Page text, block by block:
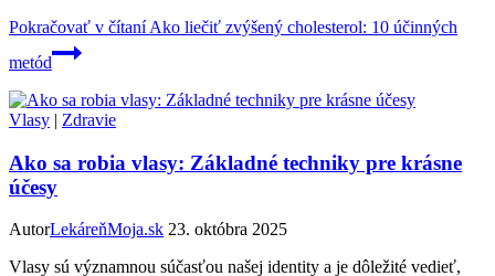
Pokračovať v čítaníAko liečiť zvýšený cholesterol: 10 účinných
metód
Vlasy | Zdravie
Ako sa robia vlasy: Základné techniky pre krásne
účesy
AutorLekáreňMoja.sk 23. októbra 2025
Vlasy sú významnou súčasťou našej identity a je dôležité vedieť,